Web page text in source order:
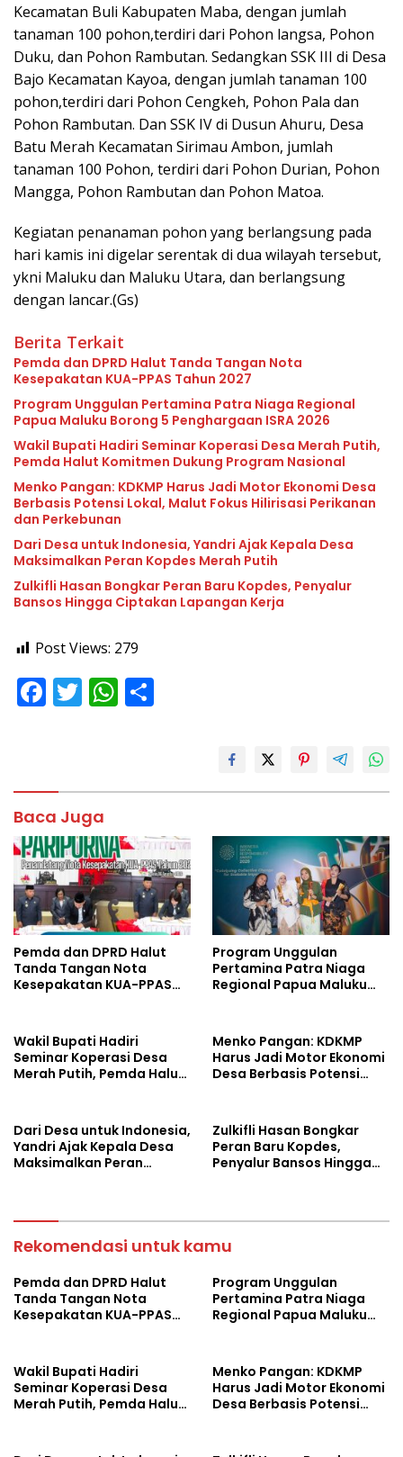
Kecamatan Buli Kabupaten Maba, dengan jumlah
tanaman 100 pohon,terdiri dari Pohon langsa, Pohon
Duku, dan Pohon Rambutan. Sedangkan SSK III di Desa
Bajo Kecamatan Kayoa, dengan jumlah tanaman 100
pohon,terdiri dari Pohon Cengkeh, Pohon Pala dan
Pohon Rambutan. Dan SSK IV di Dusun Ahuru, Desa
Batu Merah Kecamatan Sirimau Ambon, jumlah
tanaman 100 Pohon, terdiri dari Pohon Durian, Pohon
Mangga, Pohon Rambutan dan Pohon Matoa.
Kegiatan penanaman pohon yang berlangsung pada
hari kamis ini digelar serentak di dua wilayah tersebut,
ykni Maluku dan Maluku Utara, dan berlangsung
dengan lancar.(Gs)
Berita Terkait
Pemda dan DPRD Halut Tanda Tangan Nota
Kesepakatan KUA-PPAS Tahun 2027
Program Unggulan Pertamina Patra Niaga Regional
Papua Maluku Borong 5 Penghargaan ISRA 2026
Wakil Bupati Hadiri Seminar Koperasi Desa Merah Putih,
Pemda Halut Komitmen Dukung Program Nasional
Menko Pangan: KDKMP Harus Jadi Motor Ekonomi Desa
Berbasis Potensi Lokal, Malut Fokus Hilirisasi Perikanan
dan Perkebunan
Dari Desa untuk Indonesia, Yandri Ajak Kepala Desa
Maksimalkan Peran Kopdes Merah Putih
Zulkifli Hasan Bongkar Peran Baru Kopdes, Penyalur
Bansos Hingga Ciptakan Lapangan Kerja
Post Views: 279
F
o
o
k
T W
p
p
Baca Juga
Pemda dan DPRD Halut
Tanda Tangan Nota
Kesepakatan KUA-PPAS
Program Unggulan
Pertamina Patra Niaga
Regional Papua Maluku
Wakil Bupati Hadiri
Seminar Koperasi Desa
Merah Putih, Pemda Halut
Menko Pangan: KDKMP
Harus Jadi Motor Ekonomi
Desa Berbasis Potensi
Perkebunan
Dari Desa untuk Indonesia,
Yandri Ajak Kepala Desa
Maksimalkan Peran
Zulkifli Hasan Bongkar
Peran Baru Kopdes,
Penyalur Bansos Hingga
Rekomendasi untuk kamu
Pemda dan DPRD Halut
Tanda Tangan Nota
Kesepakatan KUA-PPAS
Program Unggulan
Pertamina Patra Niaga
Regional Papua Maluku
Wakil Bupati Hadiri
Seminar Koperasi Desa
Merah Putih, Pemda Halut
Menko Pangan: KDKMP
Harus Jadi Motor Ekonomi
Desa Berbasis Potensi
Perkebunan